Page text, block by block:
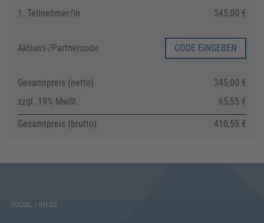
1. Teilnehmer/in 345,00 €
Aktions-/Partnercode CODE EINGEBEN
Gesamtpreis (netto)
345,00 €
zzgl. 19% MwSt.
65,55 €
Gesamtpreis (brutto)
410,55 €
SOCIAL / INFOS